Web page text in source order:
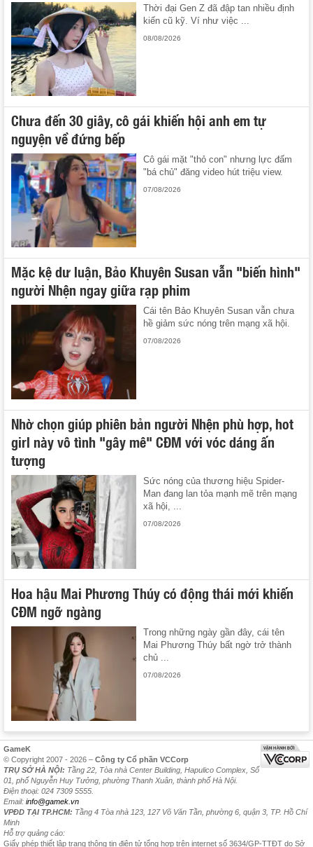
Thời đại Gen Z đã đập tan nhiều định
kiến cũ kỹ. Ví như việc ...
08/08/2026
Chưa đến 30 giây, cô gái khiến hội anh em tự
nguyện về đứng bếp
Cô gái mặt "thỏ con" nhưng lực đấm
"bá chủ" đăng video hút triệu view.
07/08/2026
Mặc kệ dư luận, Bảo Khuyên Susan vẫn "biến hình"
người Nhện ngay giữa rạp phim
Cái tên Bảo Khuyên Susan vẫn chưa
hề giảm sức nóng trên mạng xã hội.
07/08/2026
Nhờ chọn giúp phiên bản người Nhện phù hợp, hot
girl này vô tình "gây mê" CĐM với vóc dáng ấn
tượng
Sức nóng của thương hiệu Spider-
Man đang lan tỏa mạnh mẽ trên mạng
xã hội, ...
07/08/2026
Hoa hậu Mai Phương Thúy có động thái mới khiến
CĐM ngỡ ngàng
Trong những ngày gần đây, cái tên
Mai Phương Thúy bất ngờ trở thành
chủ ...
07/08/2026
GameK
© Copyright 2007 - 2026 – Công ty Cổ phần VCCorp
TRỤ SỞ HÀ NỘI: Tầng 22, Tòa nhà Center Building, Hapulico Complex, Số
01, phố Nguyễn Huy Tưởng, phường Thanh Xuân, thành phố Hà Nội.
Điện thoại: 024 7309 5555.
Email: info@gamek.vn
VPĐD TẠI TP.HCM: Tầng 4 Tòa nhà 123, 127 Võ Văn Tần, phường 6, quận 3, TP. Hồ Chí
Minh
Hỗ trợ quảng cáo:
Giấy phép thiết lập trang thông tin điện tử tổng hợp trên internet số 3634/GP-TTĐT do Sở